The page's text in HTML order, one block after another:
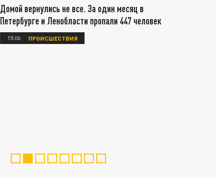
Домой вернулись не все. За один месяц в
Петербурге и Ленобласти пропали 447 человек
15:06 ПРОИСШЕСТВИЯ